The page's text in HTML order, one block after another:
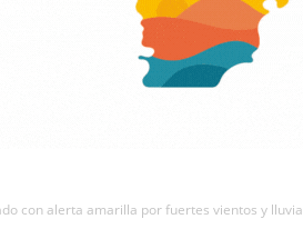
con alerta amarilla por fuertes vientos y lluvia